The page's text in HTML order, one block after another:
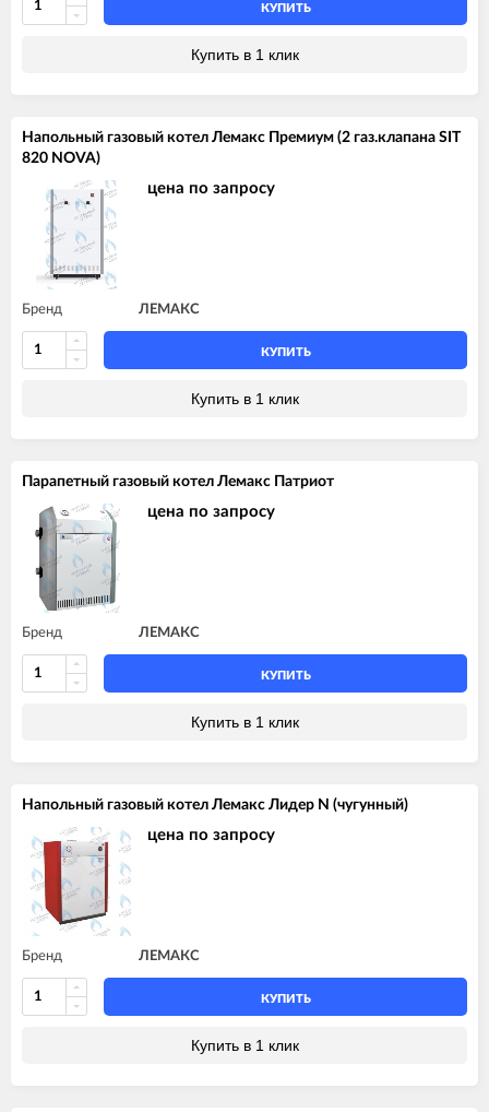
КУПИТЬ
Купить в 1 клик
Напольный газовый котел Лемакс Премиум (2 газ.клапана SIT
820 NOVA)
цена по запросу
Бренд ЛЕМАКС
КУПИТЬ
Купить в 1 клик
Парапетный газовый котел Лемакс Патриот
цена по запросу
Бренд ЛЕМАКС
КУПИТЬ
Купить в 1 клик
Напольный газовый котел Лемакс Лидер N (чугунный)
цена по запросу
Бренд ЛЕМАКС
КУПИТЬ
Купить в 1 клик